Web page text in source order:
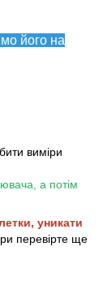
його на
виміри
а потім
уникати
перевірте ще